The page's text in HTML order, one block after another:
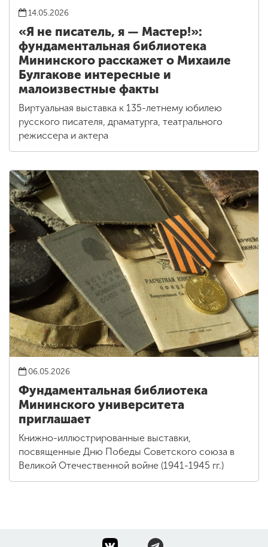
14.05.2026
«Я не писатель, я — Мастер!»:
фундаментальная библиотека
Мининского расскажет о Михаиле
Булгакове интересные и
малоизвестные факты
Виртуальная выставка к 135-летнему юбилею
русского писателя, драматурга, театрального
режиссера и актера
06.05.2026
Фундаментальная библиотека
Мининского университета
приглашает
Книжно-иллюстрированные выставки,
посвященные Дню Победы Советского союза в
Великой Отечественной войне (1941-1945 гг.)